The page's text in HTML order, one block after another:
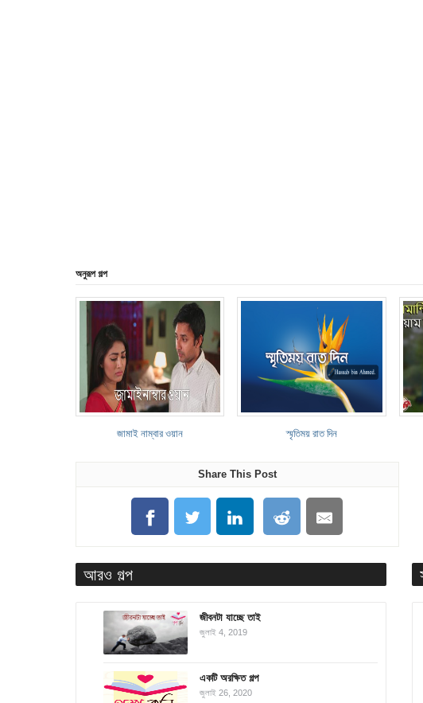
অনুরূপ গল্প
জামাই নাম্বার ওয়ান স্মৃতিময় রাত দিন
Share This Post
আরও গল্প
জীবনটা যাচ্ছে তাই
জুলাই 4, 2019
একটি অরক্ষিত গল্প
জুলাই 26, 2020